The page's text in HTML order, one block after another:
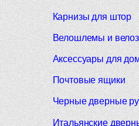
Карнизы для штор
Велошлемы и
Аксессуары для
Почтовые ящики
Черные дверные
Итальянские